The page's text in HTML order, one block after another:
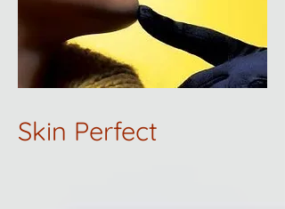
Skin Perfect